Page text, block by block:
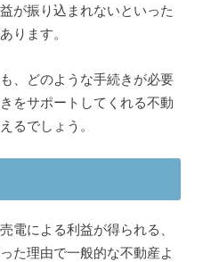
が振り込まれないといった
ります。
、どのような手続きが必要
をサポートしてくれる不動
るでしょう。
電による利益が得られる、
た理由で一般的な不動産よ